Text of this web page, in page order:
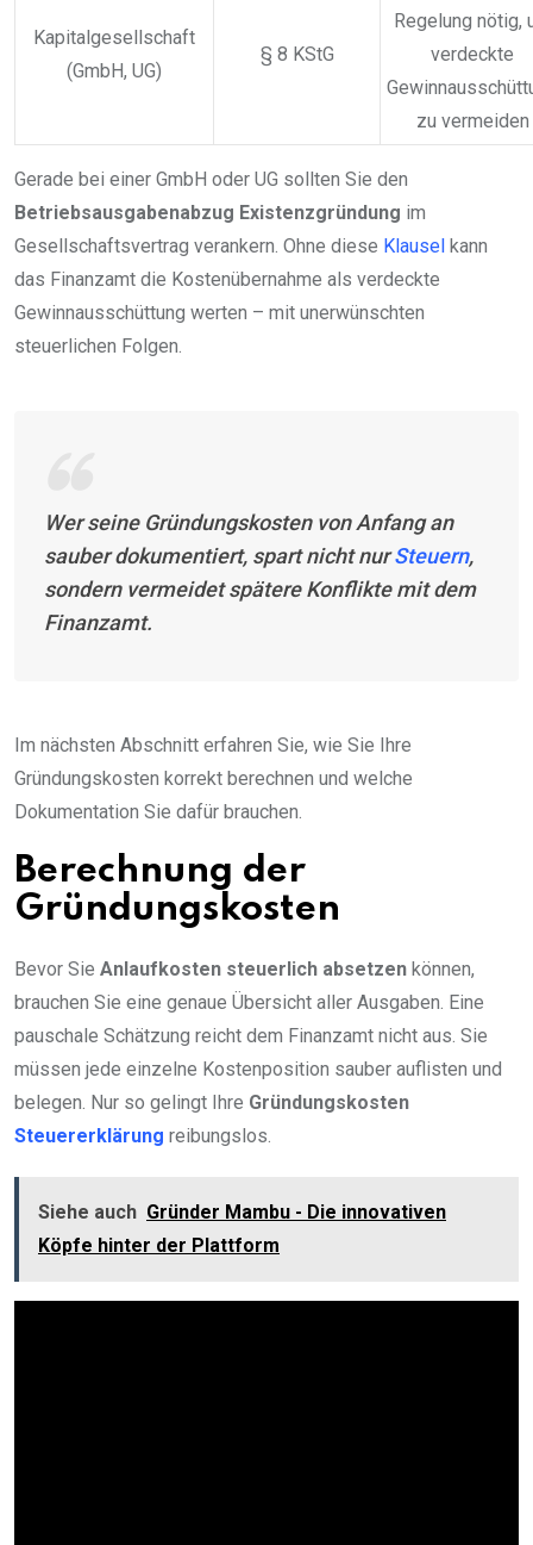
Kapitalgesellschaft
(GmbH, UG)
§ 8 KStG
Regelung nötig,
verdeckte
zu vermeiden
Gerade bei einer GmbH oder UG sollten Sie den
Betriebsausgabenabzug Existenzgründung im
Gesellschaftsvertrag verankern. Ohne diese Klausel kann
das Finanzamt die Kostenübernahme als verdeckte
Gewinnausschüttung werten – mit unerwünschten
steuerlichen Folgen.
Wer seine Gründungskosten von Anfang an
sauber dokumentiert, spart nicht nurSteuern,
sondern vermeidet spätere Konflikte mit dem
Finanzamt.
Im nächsten Abschnitt erfahren Sie, wie Sie Ihre
Gründungskosten korrekt berechnen und welche
Dokumentation Sie dafür brauchen.
Berechnung der
Gründungskosten
Bevor Sie Anlaufkosten steuerlich absetzen können,
brauchen Sie eine genaue Übersicht aller Ausgaben. Eine
pauschale Schätzung reicht dem Finanzamt nicht aus. Sie
müssen jede einzelne Kostenposition sauber auflisten und
belegen. Nur so gelingt Ihre Gründungskosten
Steuererklärung reibungslos.
Siehe auch Gründer Mambu - Die innovativen
Köpfe hinter der Plattform